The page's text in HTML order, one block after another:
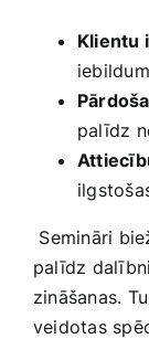
Klientu
palīdz
Semināri
palīdz‌
zināšanas.‍
veidotas